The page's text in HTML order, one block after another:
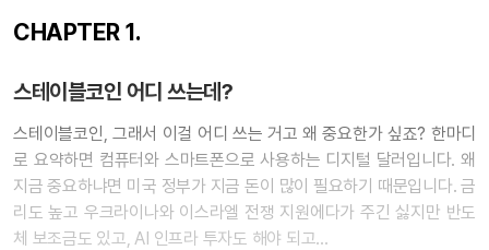
CHAPTER 1.
스테이블코인 어디 쓰는데?
스테이블코인, 그래서 이걸 어디 쓰는 거고 왜 중요한가 싶죠? 한마디
로 요약하면 컴퓨터와 스마트폰으로 사용하는 디지털 달러입니다. 왜
지금 중요하냐면 미국 정부가 지금 돈이 많이 필요하기 때문입니다. 금
리도 높고 우크라이나와 이스라엘 전쟁 지원에다가 주긴 싫지만 반도
체 보조금도 있고, AI 인프라 투자도 해야 되고…